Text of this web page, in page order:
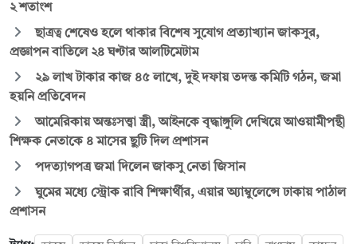
২ শতাংশ
ছাত্রত্ব শেষেও হলে থাকার বিশেষ সুযোগ প্রত্যাখ্যান জাকসুর,
প্রজ্ঞাপন বাতিলে ২৪ ঘণ্টার আলটিমেটাম
২৯ লাখ টাকার কাজ ৪৫ লাখে, দুই দফায় তদন্ত কমিটি গঠন, জমা
হয়নি প্রতিবেদন
আমেরিকায় অন্তঃসত্ত্বা স্ত্রী, আইনকে বৃদ্ধাঙ্গুলি দেখিয়ে আওয়ামীপন্থী
শিক্ষক নেতাকে ৪ মাসের ছুটি দিল প্রশাসন
পদত্যাগপত্র জমা দিলেন জাকসু নেতা জিসান
ঘুমের মধ্যে স্ট্রোক রাবি শিক্ষার্থীর, এয়ার অ্যাম্বুলেন্সে ঢাকায় পাঠাল
প্রশাসন